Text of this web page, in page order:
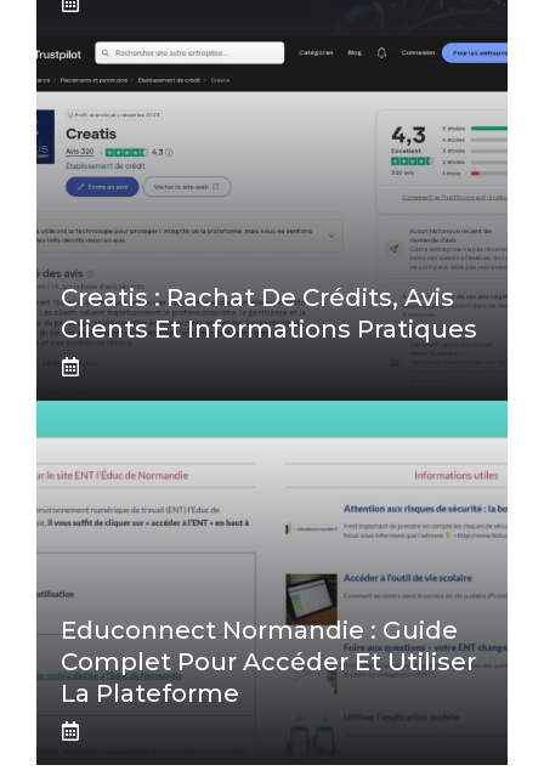
Creatis : Rachat De Crédits, Avis
Clients Et Informations Pratiques
Educonnect Normandie : Guide
Complet Pour Accéder Et Utiliser
La Plateforme